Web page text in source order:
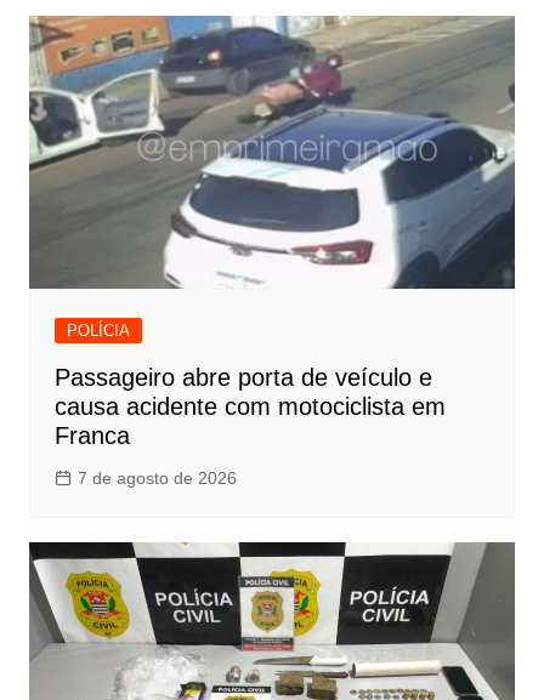
POLÍCIA
Passageiro abre porta de veículo e
causa acidente com motociclista em
Franca
7 de agosto de 2026